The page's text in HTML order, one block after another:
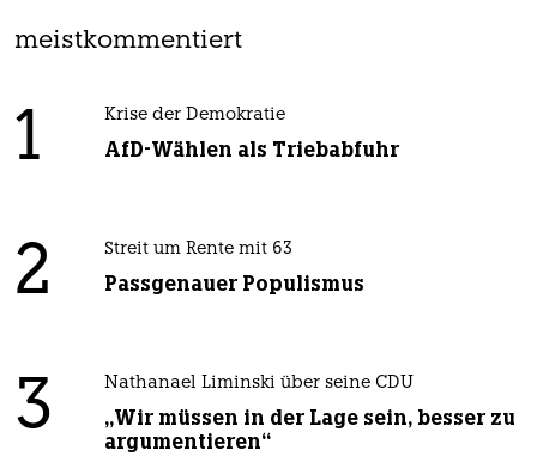
meistkommentiert
1 Krise der Demokratie
AfD-Wählen als Triebabfuhr
2 Streit um Rente mit 63
Passgenauer Populismus
3 Nathanael Liminski über seine CDU
„Wir müssen in der Lage sein, besser zu
argumentieren“